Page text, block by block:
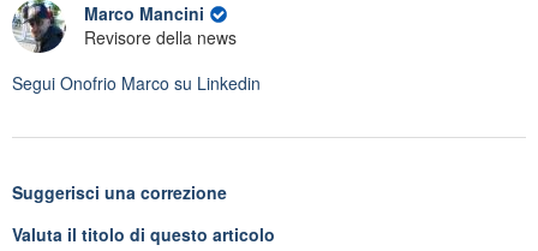
Marco Mancini
Revisore della news
Segui Onofrio Marco su Linkedin
Suggerisci una correzione
Valuta il titolo di questo articolo